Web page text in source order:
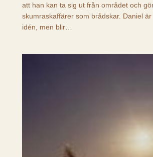
att han kan ta sig ut från området och
skumraskaffärer som brådskar. Daniel
idén, men blir…